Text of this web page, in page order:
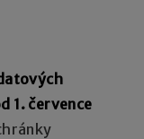
1. července